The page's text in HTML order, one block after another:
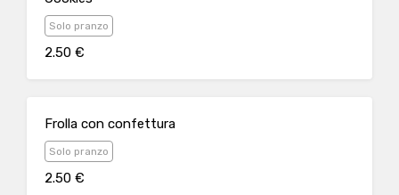
Solo pranzo
2.50 €
Frolla con confettura
Solo pranzo
2.50 €